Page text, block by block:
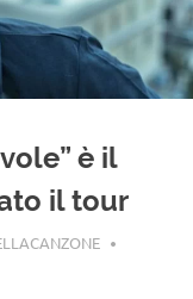
è il
il tour